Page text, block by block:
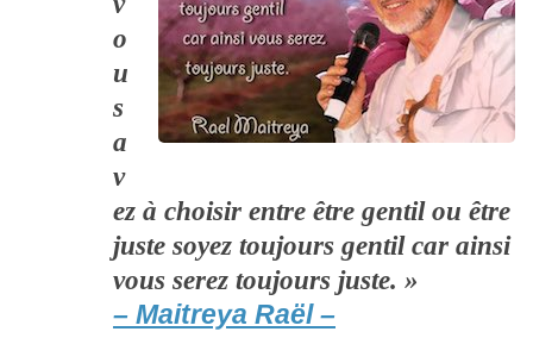
o
u
s
a
v
ez à choisir entre être gentil ou être
juste soyez toujours gentil car ainsi
vous serez toujours juste. »
– Maitreya Raël –